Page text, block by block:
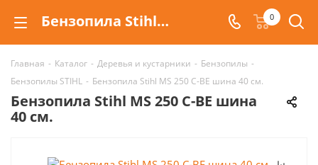
Бензопила Stihl MS 250 C-BE шина 40 см. для частного применения 0
Главная - Каталог - Деревья и кустарники - Бензопилы -
Бензопилы STIHL - Бензопила Stihl MS 250 C-BE шина 40 см.
Бензопила Stihl MS 250 C-BE шина
40 см.